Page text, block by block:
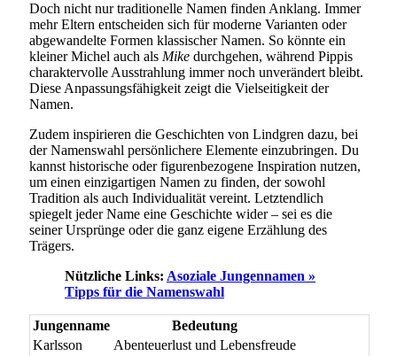
Doch nicht nur traditionelle Namen finden Anklang. Immer
mehr Eltern entscheiden sich für moderne Varianten oder
abgewandelte Formen klassischer Namen. So könnte ein
kleiner Michel auch als Mike durchgehen, während Pippis
charaktervolle Ausstrahlung immer noch unverändert bleibt.
Diese Anpassungsfähigkeit zeigt die Vielseitigkeit der
Namen.
Zudem inspirieren die Geschichten von Lindgren dazu, bei
der Namenswahl persönlichere Elemente einzubringen. Du
kannst historische oder figurenbezogene Inspiration nutzen,
um einen einzigartigen Namen zu finden, der sowohl
Tradition als auch Individualität vereint. Letztendlich
spiegelt jeder Name eine Geschichte wider – sei es die
seiner Ursprünge oder die ganz eigene Erzählung des
Trägers.
Nützliche Links: Asoziale Jungennamen »
Tipps für die Namenswahl
Jungenname
Bedeutung
Karlsson
Abenteuerlust und Lebensfreude